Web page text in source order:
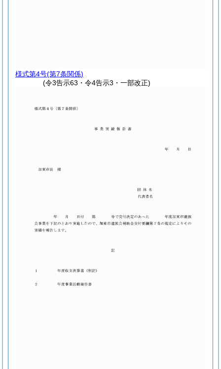
様式第4号(第7条関係)
(令3告示63・令4告示3・一部改正)